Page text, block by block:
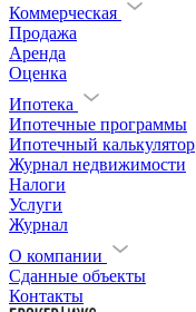
Коммерческая
Продажа
Аренда
Оценка
Ипотека
Ипотечные программы
Ипотечный калькулятор
Журнал недвижимости
Налоги
Услуги
Журнал
О компании
Сданные объекты
Контакты